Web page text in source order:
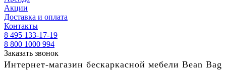
Акции
Доставка и оплата
Контакты
8 495 133-17-19
8 800 1000 994
Заказать звонок
Интернет-магазин бескаркасной мебели Bean Bag